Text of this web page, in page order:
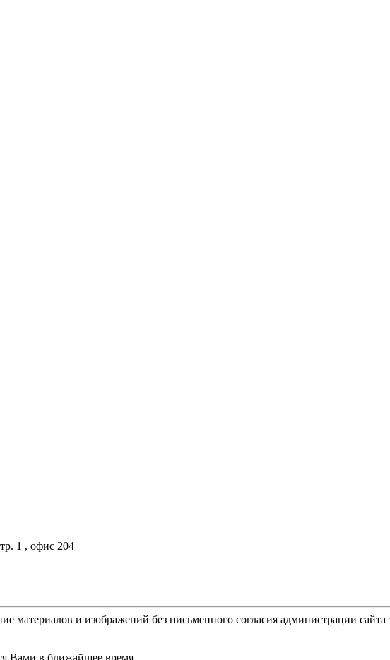
1 , офис 204
и изображений без письменного согласия администрации сайта